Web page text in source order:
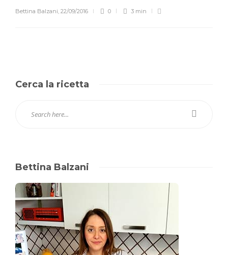
Bettina Balzani, 22/09/2016 0 3 min
Cerca la ricetta
Bettina Balzani